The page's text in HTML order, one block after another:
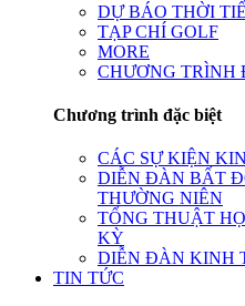
DỰ BÁO THỜI
TẠP CHÍ GOLF
MORE
CHƯƠNG TRÌNH
Chương trình đặc biệt
CÁC SỰ KIỆN
DIỄN ĐÀN BẤT
THƯỜNG NIÊN
TỔNG THUẬT
KỲ
DIỄN ĐÀN KINH
TIN TỨC